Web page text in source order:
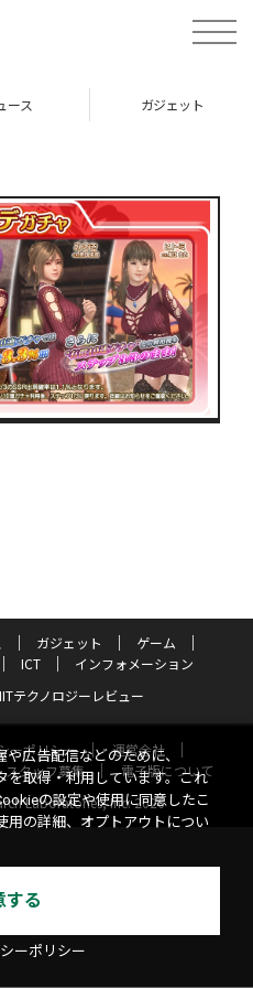
toggle
ース ガジェット
ガジェット
ゲーム
ICT
インフォメーション
テクノロジーレビュー
ーポリシー
運営会社
スタッフ募集
電子版について
Laboratories, Inc. 2026
広告配信などのために、
を取得・利用しています。これ
の設定や使用に同意したこ
用の詳細、オプトアウトについ
する
ーポリシー